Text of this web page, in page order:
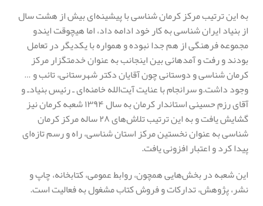
به این ترتیب مرکز کرمان شناسی با پیشینه‌ای بیش از هشت سال
از بنیاد ایران شناسی به کار خود ادامه داد، اما هیچوقت ایندو
مجموعه فرهنگی از هم جدا نبوده و همواره با یکدیگر در تعامل
بودند و رفت و آمدهائی بین اینجانب به عنوان خدمتگزار مرکز
کرمان شناسی و دوستانی چون آقایان دکتر شهرستانی، تائب و …
وجود داشت.و سرانجام با عنایت آیت‌الله خامنه‌ای ـ رئیس بنیادـ و
آقای رزم حسینی استاندار کرمان به سال ۱۳۹۴ شعبه کرمان نیز
گشایش یافت و به این ترتیب تلاش‌های ۲۸ ساله مرکز کرمان
شناسی به عنوان نخستین مرکز استان شناسی، راه و رسم تازه‌ای
پیدا کرد و اعتبار افزونی یافت.
این شعبه در بخش‌هایی همچون، روابط عمومی، کتابخانه‌، چاپ و
نشر، پژوهش‌، تدارکات و فروش کتاب مشغول به فعالیت است.